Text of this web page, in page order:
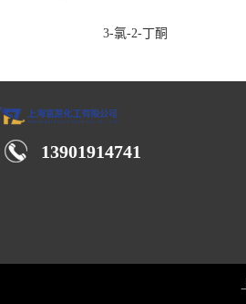
3-氯-2-丁酮
13901914741